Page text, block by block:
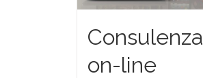
Consulenza
on-line